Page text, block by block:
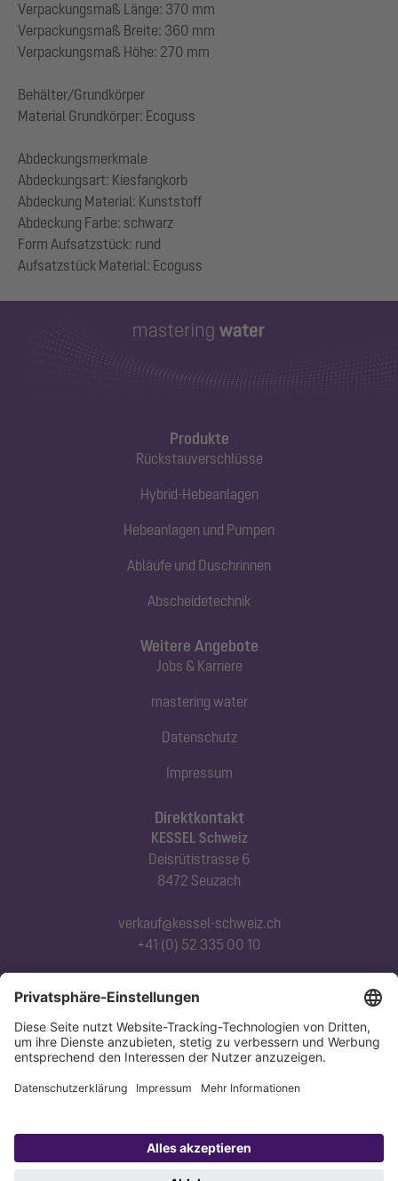
Verpackungsmaß Länge: 370 mm
Verpackungsmaß Breite: 360 mm
Verpackungsmaß Höhe: 270 mm
Behälter/Grundkörper
Material Grundkörper: Ecoguss
Abdeckungsmerkmale
Abdeckungsart: Kiesfangkorb
Abdeckung Material: Kunststoff
Abdeckung Farbe: schwarz
Form Aufsatzstück: rund
Produkte
Rückstauverschlüsse
Hybrid-Hebeanlagen
Hebeanlagen und Pumpen
Abläufe und Duschrinnen
Abscheidetechnik
Direktkontakt
KESSEL Schweiz
Deisrütistrasse 6
8472 Seuzach
verkauf@kessel-schweiz.ch
+41 (0) 52 335 00 10
Abonnieren Sie unseren Newsletter
Jetzt anmelden
Weitere Angebote
Jobs & Karriere
mastering water
Datenschutz
Impressum
Datenschutz Impressum